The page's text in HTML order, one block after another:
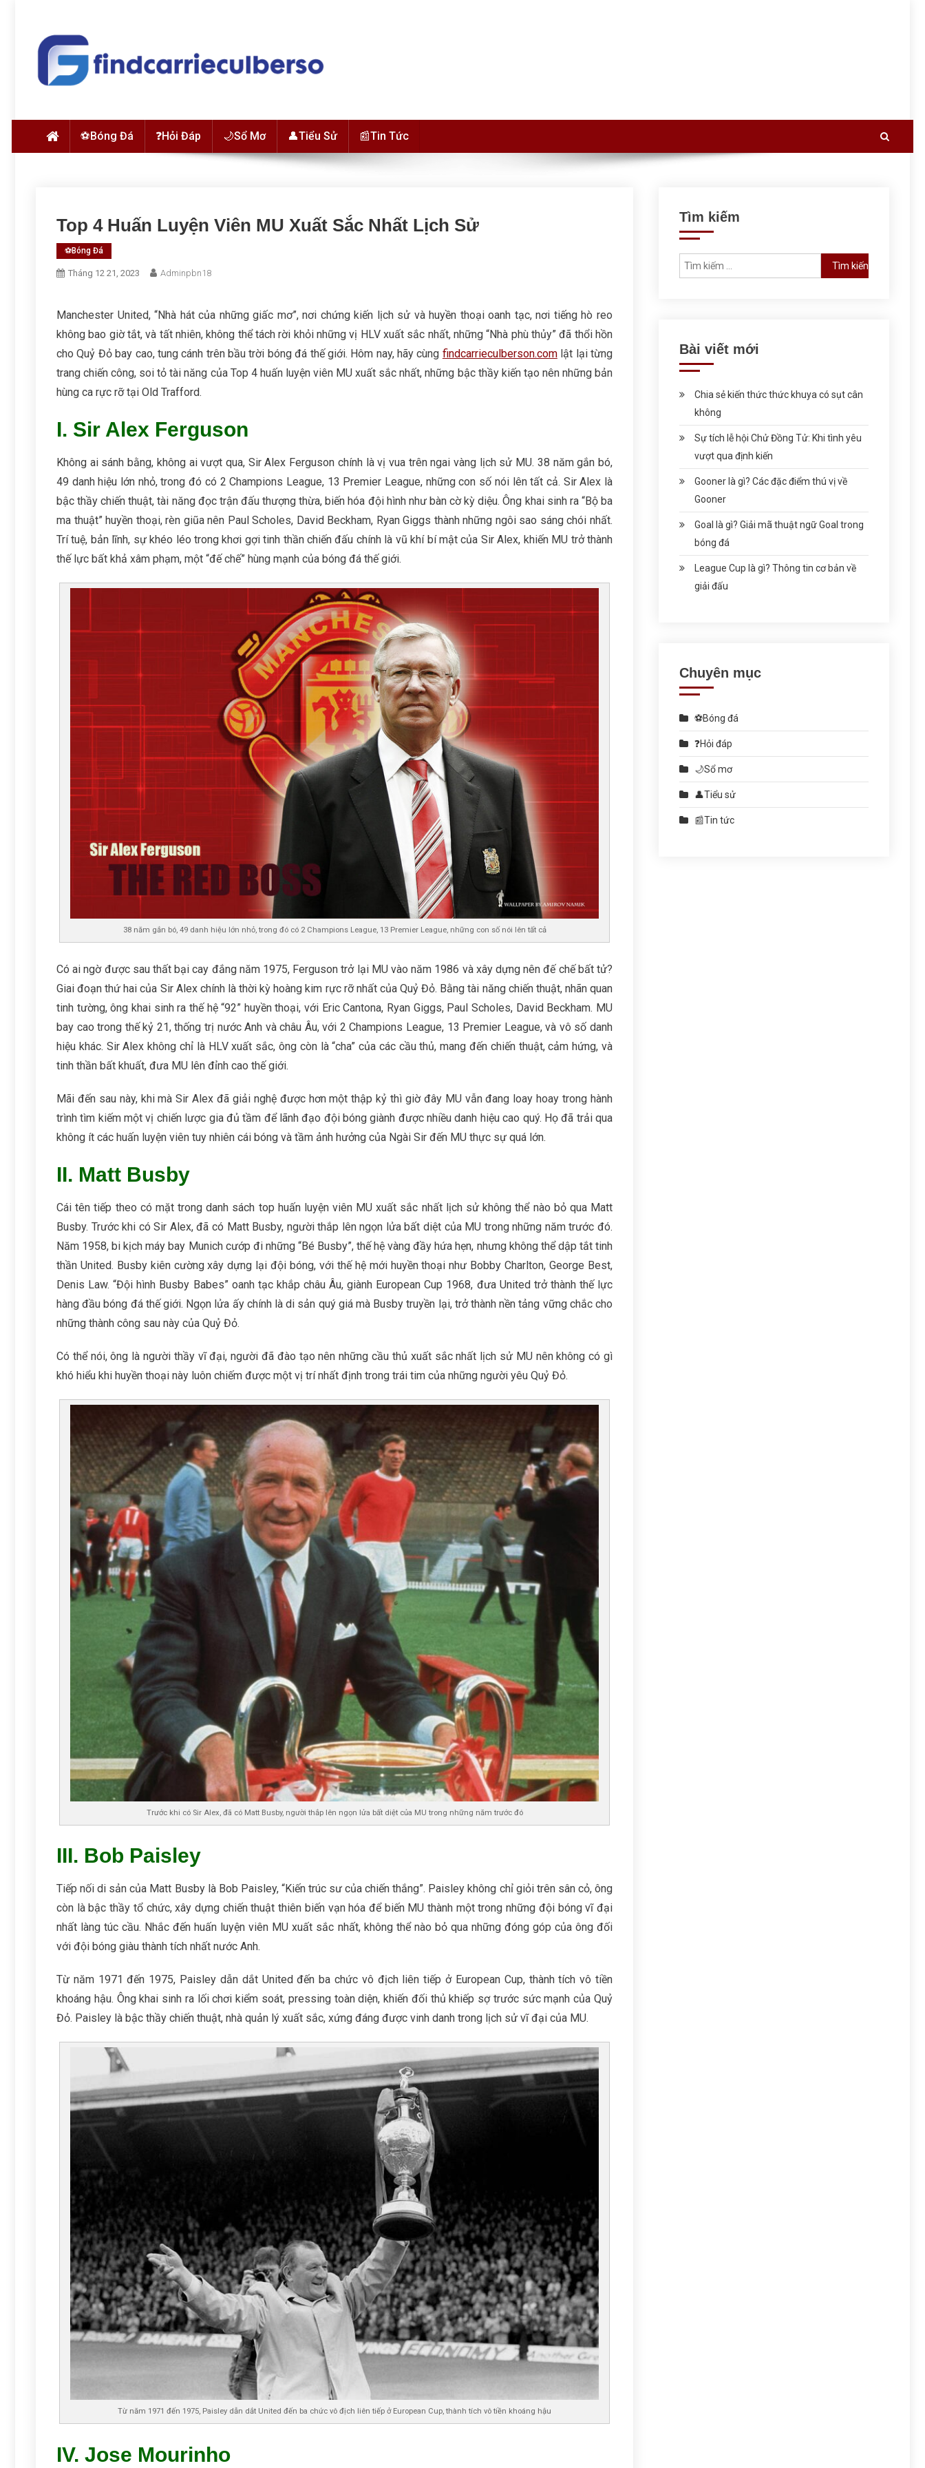
⚽Bóng Đá ❓Hỏi Đáp 🌙Sổ Mơ 👤Tiểu Sử 📰Tin Tức
Top 4 Huấn Luyện Viên MU Xuất Sắc Nhất Lịch Sử
⚽Bóng Đá
Tháng 12 21, 2023 Adminpbn18
Manchester United, “Nhà hát của những giấc mơ”, nơi chứng kiến lịch sử và huyền thoại oanh tạc, nơi tiếng hò reo
không bao giờ tắt, và tất nhiên, không thể tách rời khỏi những vị HLV xuất sắc nhất, những “Nhà phù thủy” đã thổi hồn
cho Quỷ Đỏ bay cao, tung cánh trên bầu trời bóng đá thế giới. Hôm nay, hãy cùng findcarrieculberson.comlật lại từng
trang chiến công, soi tỏ tài năng của Top 4 huấn luyện viên MU xuất sắc nhất, những bậc thầy kiến tạo nên những bản
hùng ca rực rỡ tại Old Trafford.
I. Sir Alex Ferguson
Không ai sánh bằng, không ai vượt qua, Sir Alex Ferguson chính là vị vua trên ngai vàng lịch sử MU. 38 năm gắn bó,
49 danh hiệu lớn nhỏ, trong đó có 2 Champions League, 13 Premier League, những con số nói lên tất cả. Sir Alex là
bậc thầy chiến thuật, tài năng đọc trận đấu thượng thừa, biến hóa đội hình như bàn cờ kỳ diệu. Ông khai sinh ra “Bộ ba
ma thuật” huyền thoại, rèn giũa nên Paul Scholes, David Beckham, Ryan Giggs thành những ngôi sao sáng chói nhất.
Trí tuệ, bản lĩnh, sự khéo léo trong khơi gợi tinh thần chiến đấu chính là vũ khí bí mật của Sir Alex, khiến MU trở thành
thế lực bất khả xâm phạm, một “đế chế” hùng mạnh của bóng đá thế giới.
38 năm gắn bó, 49 danh hiệu lớn nhỏ, trong đó có 2 Champions League, 13 Premier League, những con số nói lên tất cả
Có ai ngờ được sau thất bại cay đắng năm 1975, Ferguson trở lại MU vào năm 1986 và xây dựng nên đế chế bất tử?
Giai đoạn thứ hai của Sir Alex chính là thời kỳ hoàng kim rực rỡ nhất của Quỷ Đỏ. Bằng tài năng chiến thuật, nhãn quan
tinh tường, ông khai sinh ra thế hệ “92” huyền thoại, với Eric Cantona, Ryan Giggs, Paul Scholes, David Beckham. MU
bay cao trong thế kỷ 21, thống trị nước Anh và châu Âu, với 2 Champions League, 13 Premier League, và vô số danh
hiệu khác. Sir Alex không chỉ là HLV xuất sắc, ông còn là “cha” của các cầu thủ, mang đến chiến thuật, cảm hứng, và
tinh thần bất khuất, đưa MU lên đỉnh cao thế giới.
Mãi đến sau này, khi mà Sir Alex đã giải nghệ được hơn một thập kỷ thì giờ đây MU vẫn đang loay hoay trong hành
trình tìm kiếm một vị chiến lược gia đủ tầm để lãnh đạo đội bóng giành được nhiều danh hiệu cao quý. Họ đã trải qua
không ít các huấn luyện viên tuy nhiên cái bóng và tầm ảnh hưởng của Ngài Sir đến MU thực sự quá lớn.
II. Matt Busby
Cái tên tiếp theo có mặt trong danh sách top huấn luyện viên MU xuất sắc nhất lịch sử không thể nào bỏ qua Matt
Busby. Trước khi có Sir Alex, đã có Matt Busby, người thắp lên ngọn lửa bất diệt của MU trong những năm trước đó.
Năm 1958, bi kịch máy bay Munich cướp đi những “Bé Busby”, thế hệ vàng đầy hứa hẹn, nhưng không thể dập tắt tinh
thần United. Busby kiên cường xây dựng lại đội bóng, với thế hệ mới huyền thoại như Bobby Charlton, George Best,
Denis Law. “Đội hình Busby Babes” oanh tạc khắp châu Âu, giành European Cup 1968, đưa United trở thành thế lực
hàng đầu bóng đá thế giới. Ngọn lửa ấy chính là di sản quý giá mà Busby truyền lại, trở thành nền tảng vững chắc cho
những thành công sau này của Quỷ Đỏ.
Có thể nói, ông là người thầy vĩ đại, người đã đào tạo nên những cầu thủ xuất sắc nhất lịch sử MU nên không có gì
khó hiểu khi huyền thoại này luôn chiếm được một vị trí nhất định trong trái tim của những người yêu Quỷ Đỏ.
Trước khi có Sir Alex, đã có Matt Busby, người thắp lên ngọn lửa bất diệt của MU trong những năm trước đó
III. Bob Paisley
Tiếp nối di sản của Matt Busby là Bob Paisley, “Kiến trúc sư của chiến thắng”. Paisley không chỉ giỏi trên sân cỏ, ông
còn là bậc thầy tổ chức, xây dựng chiến thuật thiên biến vạn hóa để biến MU thành một trong những đội bóng vĩ đại
nhất làng túc cầu. Nhắc đến huấn luyện viên MU xuất sắc nhất, không thể nào bỏ qua những đóng góp của ông đối
với đội bóng giàu thành tích nhất nước Anh.
Từ năm 1971 đến 1975, Paisley dẫn dắt United đến ba chức vô địch liên tiếp ở European Cup, thành tích vô tiền
khoáng hậu. Ông khai sinh ra lối chơi kiểm soát, pressing toàn diện, khiến đối thủ khiếp sợ trước sức mạnh của Quỷ
Đỏ. Paisley là bậc thầy chiến thuật, nhà quản lý xuất sắc, xứng đáng được vinh danh trong lịch sử vĩ đại của MU.
Từ năm 1971 đến 1975, Paisley dẫn dắt United đến ba chức vô địch liên tiếp ở European Cup, thành tích vô tiền khoáng hậu
IV. Jose Mourinho
Tìm kiếm
Tìm kiếm cho:
Bài viết mới
Chia sẻ kiến thức thức khuya có sụt cân
không
Sự tích lễ hội Chử Đồng Tử: Khi tình yêu
vượt qua định kiến
Gooner là gì? Các đặc điểm thú vị về
Gooner
Goal là gì? Giải mã thuật ngữ Goal trong
bóng đá
League Cup là gì? Thông tin cơ bản về
giải đấu
Chuyên mục
⚽Bóng đá
❓Hỏi đáp
🌙Sổ mơ
👤Tiểu sử
📰Tin tức